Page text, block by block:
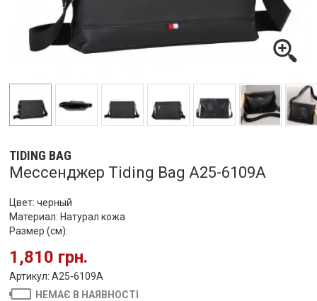
TIDING BAG
Мессенджер Tiding Bag A25-6109A
Цвет: черный
Материал: Натурал кожа
Размер (см):
1,810 грн.
Артикул: A25-6109A
НЕМАЄ В НАЯВНОСТІ